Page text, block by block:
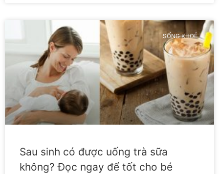
SỐNG KHOẺ
Sau sinh có được uống trà sữa
không? Đọc ngay để tốt cho bé